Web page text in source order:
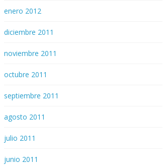
enero 2012
diciembre 2011
noviembre 2011
octubre 2011
septiembre 2011
agosto 2011
julio 2011
junio 2011